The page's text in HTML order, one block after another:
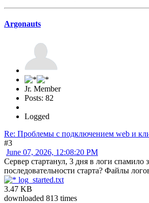
Argonauts
Jr. Member
Posts: 82
Logged
Re: Проблемы с подключением web и
#3
June 07, 2026, 12:08:20 PM
Сервер стартанул, 3 дня в логи
последовательности старта? Файлы
log_started.txt
3.47 KB
downloaded 813 times